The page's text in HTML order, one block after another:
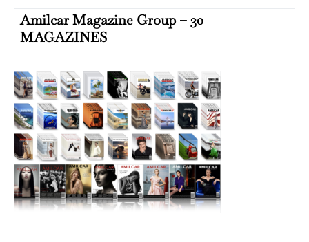
Amilcar Magazine Group – 30
MAGAZINES